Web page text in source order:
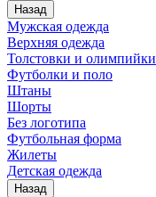
Назад
Мужская одежда
Верхняя одежда
Толстовки и олимпийки
Футболки и поло
Штаны
Шорты
Без логотипа
Футбольная форма
Жилеты
Детская одежда
Назад